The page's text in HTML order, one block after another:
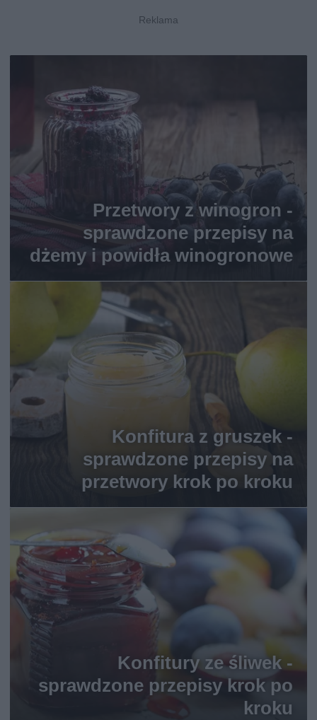
Przetwory z winogron -
sprawdzone przepisy na
dżemy i powidła winogronowe
Konfitura z gruszek -
sprawdzone przepisy na
przetwory krok po kroku
Konfitury ze śliwek -
sprawdzone przepisy krok po
kroku